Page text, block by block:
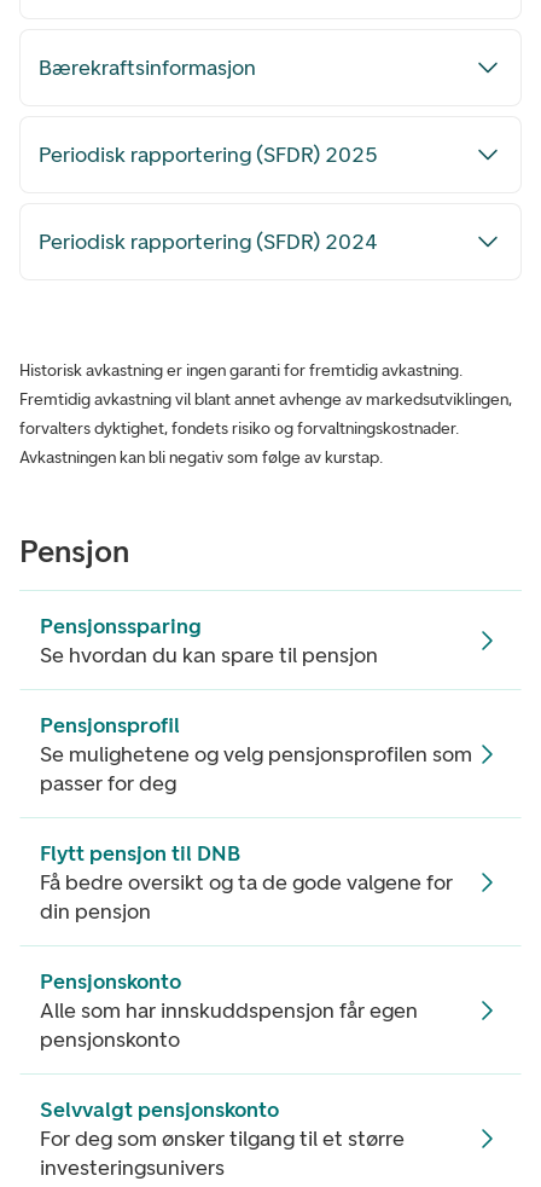
Bærekraftsinformasjon
Periodisk rapportering (SFDR) 2025
Periodisk rapportering (SFDR) 2024
Historisk avkastning er ingen garanti for fremtidig avkastning.
Fremtidig avkastning vil blant annet avhenge av markedsutviklingen,
forvalters dyktighet, fondets risiko og forvaltningskostnader.
Avkastningen kan bli negativ som følge av kurstap.
Pensjon
Pensjonssparing
Se hvordan du kan spare til pensjon
Pensjonsprofil
Se mulighetene og velg pensjonsprofilen som
passer for deg
Flytt pensjon til DNB
Få bedre oversikt og ta de gode valgene for
din pensjon
Pensjonskonto
Alle som har innskuddspensjon får egen
pensjonskonto
Selvvalgt pensjonskonto
For deg som ønsker tilgang til et større
investeringsunivers